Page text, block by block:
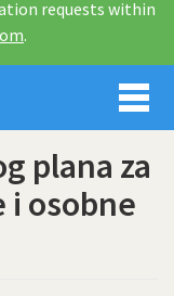
requests within
.
Imamo
plana za
i osobne